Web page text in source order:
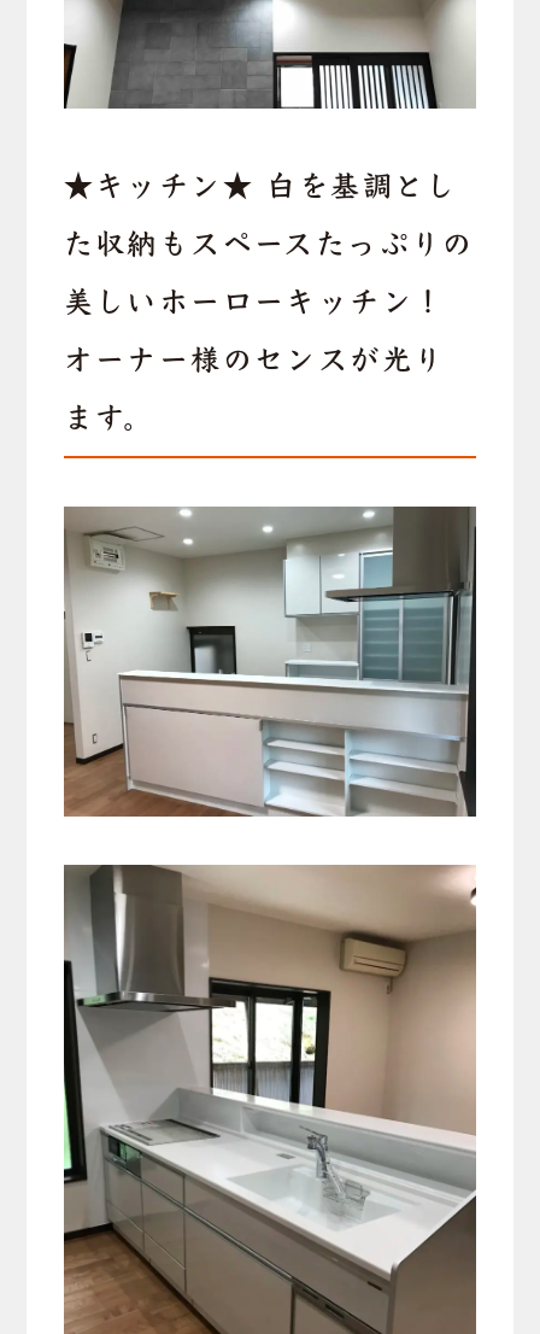
★キッチン★ 白を基調とし
た収納もスペースたっぷりの
美しいホーローキッチン！
オーナー様のセンスが光り
ます。